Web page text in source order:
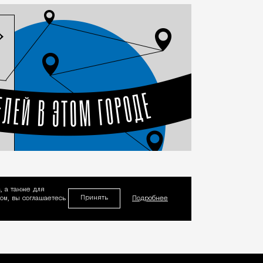
а также для
вы соглашаетесь
Принять Подробнее